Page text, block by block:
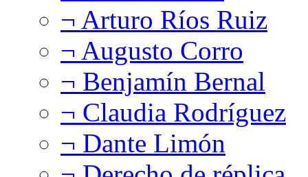
¬ Arturo Ríos Ruiz
¬ Augusto Corro
¬ Benjamín Bernal
¬ Claudia Rodríguez
¬ Dante Limón